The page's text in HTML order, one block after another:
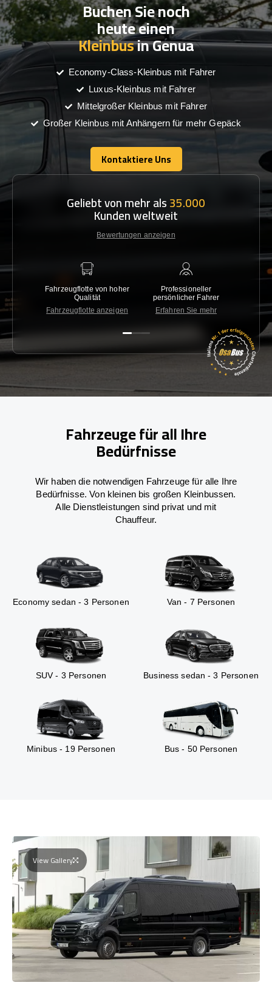
Buchen Sie noch
heute einen
Kleinbusin Genua
Economy-Class-Kleinbus mit Fahrer
Luxus-Kleinbus mit Fahrer
Mittelgroßer Kleinbus mit Fahrer
Großer Kleinbus mit Anhängern für mehr Gepäck
Kontaktiere Uns
Kontaktiere Uns
Geliebt von mehr als35.000
Kunden weltweit
Bewertungen anzeigen
Fahrzeugflotte von hoher
Qualität
Fahrzeugflotte anzeigen
Professioneller
persönlicher Fahrer
Erfahren Sie mehr
Fahrzeuge für all Ihre
Bedürfnisse
Wir haben die notwendigen Fahrzeuge für alle Ihre
Bedürfnisse. Von kleinen bis großen Kleinbussen.
Alle Dienstleistungen sind privat und mit
Chauffeur.
Economy sedan - 3 Personen Van - 7 Personen
SUV - 3 Personen Business sedan - 3 Personen
Minibus - 19 Personen Bus - 50 Personen
View Gallery